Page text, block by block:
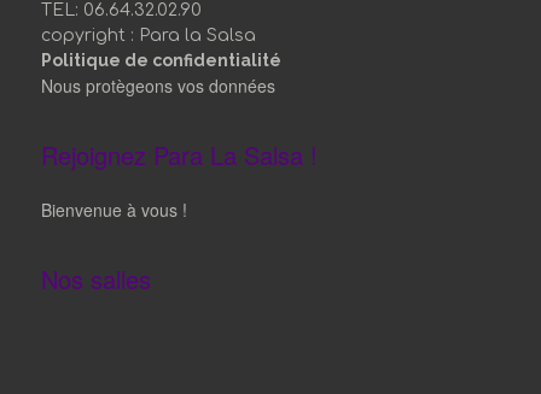
TEL: 06.64.32.02.90
copyright : Para la Salsa
Politique de confidentialité
Nous protègeons vos données
Rejoignez Para La Salsa !
Bienvenue à vous !
Nos salles